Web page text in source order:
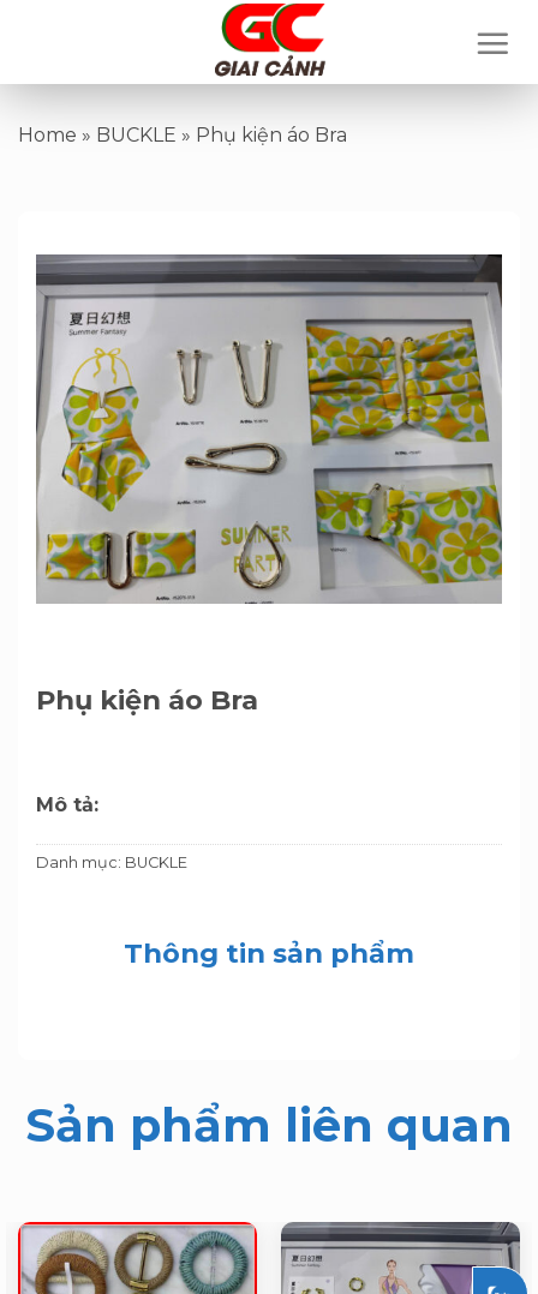
Home » BUCKLE » Phụ kiện áo Bra
Phụ kiện áo Bra
Mô tả:
Danh mục: BUCKLE
Thông tin sản phẩm
Sản phẩm liên quan